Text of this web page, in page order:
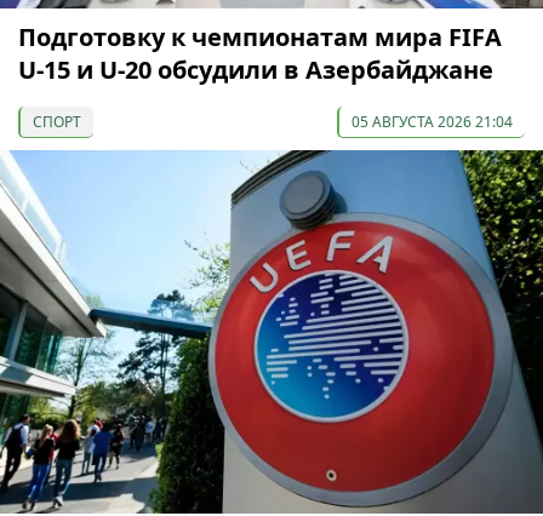
Подготовку к чемпионатам мира FIFA
U-15 и U-20 обсудили в Азербайджане
СПОРТ 05 АВГУСТА 2026 21:04